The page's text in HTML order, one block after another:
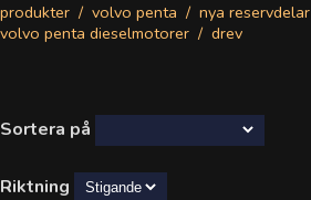
produkter volvo penta
nya reservdelar
volvo penta dieselmotorer
drev
Sortera på
Riktning